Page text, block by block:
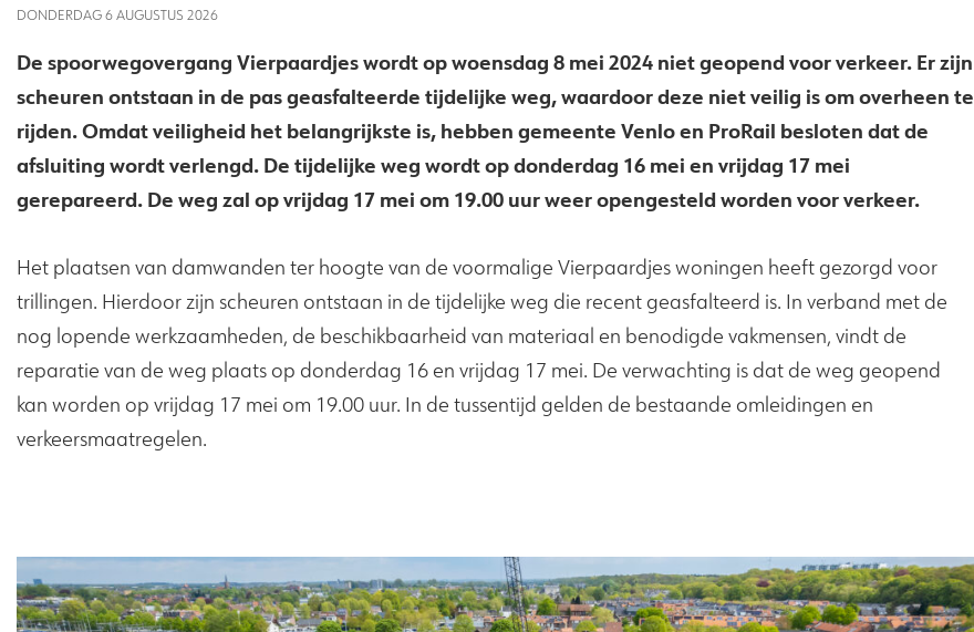
DONDERDAG 6 AUGUSTUS 2026
De spoorwegovergang Vierpaardjes wordt op woensdag 8 mei 2024 niet geopend voor verkeer. Er zijn
scheuren ontstaan in de pas geasfalteerde tijdelijke weg, waardoor deze niet veilig is om overheen te
rijden. Omdat veiligheid het belangrijkste is, hebben gemeente Venlo en ProRail besloten dat de
afsluiting wordt verlengd. De tijdelijke weg wordt op donderdag 16 mei en vrijdag 17 mei
gerepareerd. De weg zal op vrijdag 17 mei om 19.00 uur weer opengesteld worden voor verkeer.
Het plaatsen van damwanden ter hoogte van de voormalige Vierpaardjes woningen heeft gezorgd voor
trillingen. Hierdoor zijn scheuren ontstaan in de tijdelijke weg die recent geasfalteerd is. In verband met de
nog lopende werkzaamheden, de beschikbaarheid van materiaal en benodigde vakmensen, vindt de
reparatie van de weg plaats op donderdag 16 en vrijdag 17 mei. De verwachting is dat de weg geopend
kan worden op vrijdag 17 mei om 19.00 uur. In de tussentijd gelden de bestaande omleidingen en
verkeersmaatregelen.